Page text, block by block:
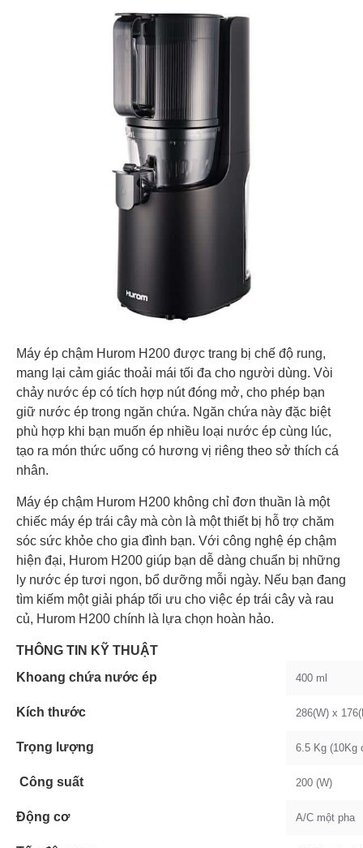
Máy ép chậm Hurom H200 được trang bị chế độ rung,
mang lại cảm giác thoải mái tối đa cho người dùng. Vòi
chảy nước ép có tích hợp nút đóng mở, cho phép bạn
giữ nước ép trong ngăn chứa. Ngăn chứa này đặc biệt
phù hợp khi bạn muốn ép nhiều loại nước ép cùng lúc,
tạo ra món thức uống có hương vị riêng theo sở thích cá
nhân.
Máy ép chậm Hurom H200 không chỉ đơn thuần là một
chiếc máy ép trái cây mà còn là một thiết bị hỗ trợ chăm
sóc sức khỏe cho gia đình bạn. Với công nghệ ép chậm
hiện đại, Hurom H200 giúp bạn dễ dàng chuẩn bị những
ly nước ép tươi ngon, bổ dưỡng mỗi ngày. Nếu bạn đang
tìm kiếm một giải pháp tối ưu cho việc ép trái cây và rau
củ, Hurom H200 chính là lựa chọn hoàn hảo.
THÔNG TIN KỸ THUẬT
Khoang chứa nước ép
400 ml
Kích thước 286(W) x
Trọng lượng 6.5 Kg (10Kg
Công suất 200 (W)
Động cơ A/C một pha